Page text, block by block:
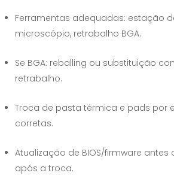
Ferramentas adequadas: estação
microscópio, retrabalho BGA.
Se BGA: reballing ou substituição
retrabalho.
Troca de pasta térmica e pads por
corretas.
Atualização de BIOS/firmware
após a troca.